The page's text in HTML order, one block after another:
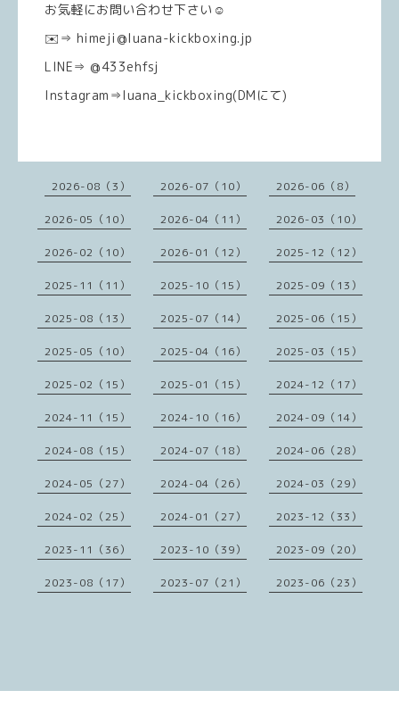
お気軽にお問い合わせ下さい☺️
✉️⇒ himeji@luana-kickboxing.jp
LINE⇒ @433ehfsj
Instagram⇒luana_kickboxing(DMにて)
2026-08（3） 2026-07（10） 2026-06（8）
2026-05（10） 2026-04（11） 2026-03（10）
2026-02（10） 2026-01（12） 2025-12（12）
2025-11（11） 2025-10（15） 2025-09（13）
2025-08（13） 2025-07（14） 2025-06（15）
2025-05（10） 2025-04（16） 2025-03（15）
2025-02（15） 2025-01（15） 2024-12（17）
2024-11（15） 2024-10（16） 2024-09（14）
2024-08（15） 2024-07（18） 2024-06（28）
2024-05（27） 2024-04（26） 2024-03（29）
2024-02（25） 2024-01（27） 2023-12（33）
2023-11（36） 2023-10（39） 2023-09（20）
2023-08（17） 2023-07（21） 2023-06（23）